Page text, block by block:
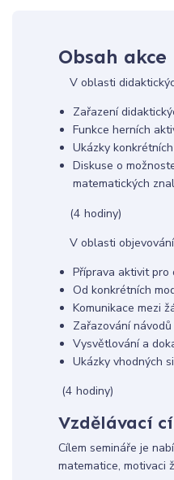
Obsah akce
V oblasti
Zařazení
Funkce herních
Ukázky
Diskuse o
matematických
(4 hodiny)
V oblasti
Příprava aktivit pro
Od konkrétních
Komunikace mezi
Zařazování
Vysvětlování a
Ukázky vhodných
(4 hodiny)
Vzdělávací
Cílem semináře je
matematice, motivaci